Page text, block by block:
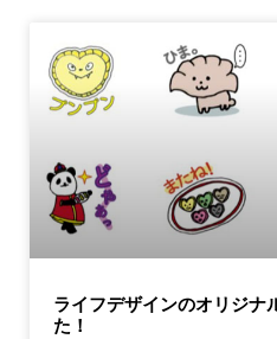
ライフデザインのオリジナ
た！